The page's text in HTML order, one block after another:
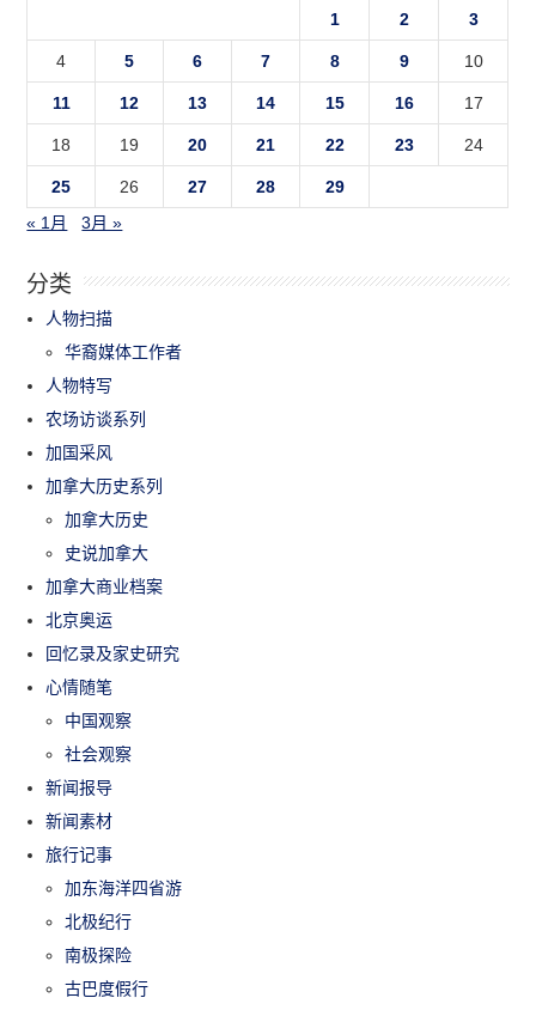
1 2 3
4 5 6 7 8 9 10
11 12 13 14 15 16 17
18 19 20 21 22 23 24
25 26 27 28
29
« 1月
3月 »
分类
人物扫描
华裔媒体工作者
人物特写
农场访谈系列
加国采风
加拿大历史系列
加拿大历史
史说加拿大
加拿大商业档案
北京奥运
回忆录及家史研究
心情随笔
中国观察
社会观察
新闻报导
新闻素材
旅行记事
加东海洋四省游
北极纪行
南极探险
古巴度假行